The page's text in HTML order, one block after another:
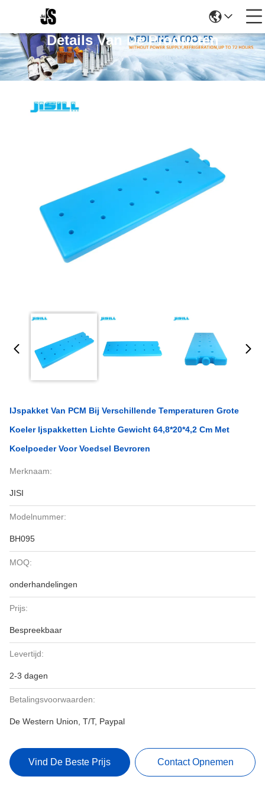
Details Van De Producten
IJspakket Van PCM Bij Verschillende Temperaturen Grote
Koeler Ijspakketten Lichte Gewicht 64,8*20*4,2 Cm Met
Koelpoeder Voor Voedsel Bevroren
Merknaam:
JISI
Modelnummer:
BH095
MOQ:
onderhandelingen
Prijs:
Bespreekbaar
Levertijd:
2-3 dagen
Betalingsvoorwaarden:
De Western Union, T/T, Paypal
Vind De Beste Prijs Contact Opnemen